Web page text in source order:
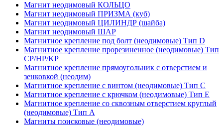
Магнит неодимовый КОЛЬЦО
Магнит неодимовый ПРИЗМА (куб)
Магнит неодимовый ЦИЛИНДР (шайба)
Магнит неодимовый ШАР
Магнитное крепление под болт (неодимовые) Тип D
Магнитное крепление прорезиненное (неодимовые) Тип
CP/HP/KP
Магнитное крепление прямоугольник с отверстием и
зенковкой (неодим)
Магнитное крепление с винтом (неодимовые) Тип С
Магнитное крепление с крючком (неодимовые) Тип Е
Магнитное крепление со сквозным отверстием круглый
(неодимовые) Тип А
Магниты поисковые (неодимовые)